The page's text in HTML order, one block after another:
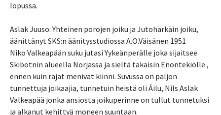
lopussa.
Aslak Juuso: Yhteinen porojen joiku ja Jutohärkäin joiku,
äänittänyt SKS:n äänitysstudiossa A.O.Väisänen 1951
Niko Valkeapään suku jutasi Yykeänperälle joka sijaitsee
Skibotnin alueella Norjassa ja sieltä takaisin Enontekiölle ,
ennen kuin rajat menivät kiinni. Suvussa on paljon
tunnettuja joikaajia, tunnetuin heistä oli Áilu, Nils Aslak
Valkeapää jonka ansiosta joikuperinne on tullut tunnetuksi
ja alkanut kehittyä moneen suuntaan.